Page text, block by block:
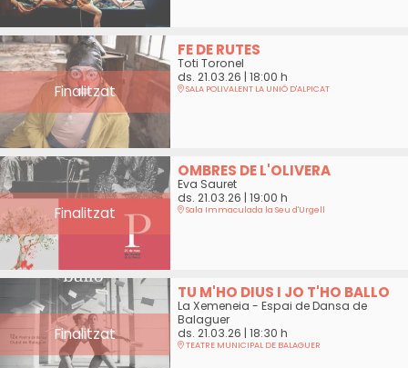
Finalitzat
FE DE RUTES
Toti Toronel
ds. 21.03.26 | 18:00 h
SALA POLIVALENT LA UNIÓ D'ALPICAT
Finalitzat
OMBRES DE L'OLIVERA
Eva Sauret
ds. 21.03.26 | 19:00 h
Sala Immaculada la Seu d'Urgell
Finalitzat
TU M'HO DIUS I JO T'HO BALLO
La Xemeneia - Espai de Dansa de
Balaguer
ds. 21.03.26 | 18:30 h
TEATRE MUNICIPAL DE BALAGUER